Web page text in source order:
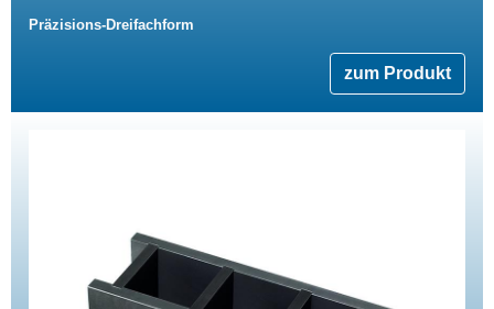
Präzisions-Dreifachform
zum Produkt